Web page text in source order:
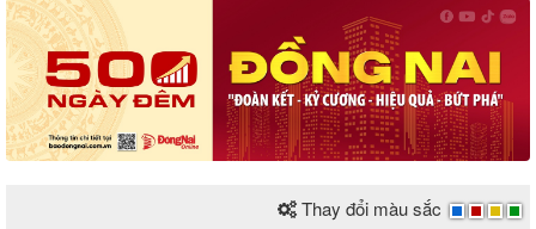
Thay đổi màu sắc